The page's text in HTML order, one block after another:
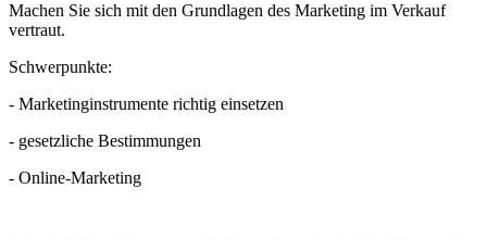
Machen Sie sich mit den Grundlagen des Marketing im Verkauf
vertraut.
Schwerpunkte:
- Marketinginstrumente richtig einsetzen
- gesetzliche Bestimmungen
- Online-Marketing